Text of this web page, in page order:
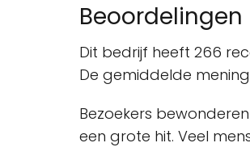
Beoordelingen
Dit bedrijf heeft 266
De gemiddelde
Bezoekers
een grote hit. Veel